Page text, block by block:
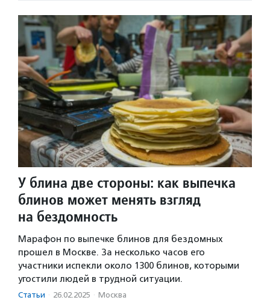
У блина две стороны: как выпечка
блинов может менять взгляд
на бездомность
Марафон по выпечке блинов для бездомных
прошел в Москве. За несколько часов его
участники испекли около 1300 блинов, которыми
угостили людей в трудной ситуации.
Статьи · 26.02.2025 · Москва